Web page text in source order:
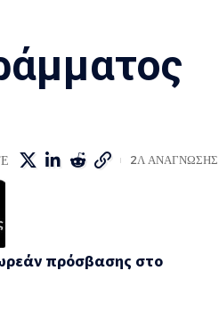
2Λ ΑΝΑΓΝΩΣΗΣ
πρόσβασης στο